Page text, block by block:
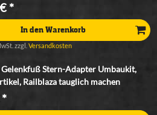
*
In den Warenkorb
zzgl.Versandkosten
Gelenkfuß Stern-Adapter Umbaukit,
Railblaza tauglich machen